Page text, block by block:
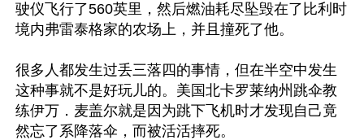
驶仪飞行了560英里，然后燃油耗尽坠毁在了比利时
境内弗雷泰格家的农场上，并且撞死了他。
很多人都发生过丢三落四的事情，但在半空中发生
这种事就不是好玩儿的。美国北卡罗莱纳州跳伞教
练伊万．麦盖尔就是因为跳下飞机时才发现自己竟
然忘了系降落伞，而被活活摔死。